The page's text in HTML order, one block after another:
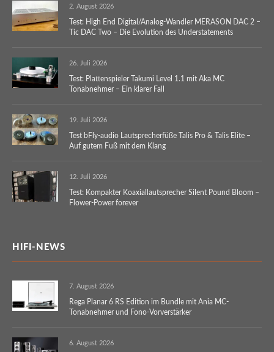
2. August 2026
Test: High End Digital/Analog-Wandler MERASON DAC 2 –
Tic DAC Two – Die Evolution des Understatements
26. Juli 2026
Test: Plattenspieler Takumi Level 1.1 mit Aka MC
Tonabnehmer – Ein klarer Fall
19. Juli 2026
Test bFly-audio Lautsprecherfüße Talis Pro & Talis Elite –
Auf gutem Fuß mit dem Klang
12. Juli 2026
Test: Kompakter Koaxiallautsprecher Silent Pound Bloom –
Flower-Power forever
HIFI-NEWS
7. August 2026
Rega Planar 6 RS Edition im Bundle mit Ania MC-
Tonabnehmer und Fono-Vorverstärker
6. August 2026